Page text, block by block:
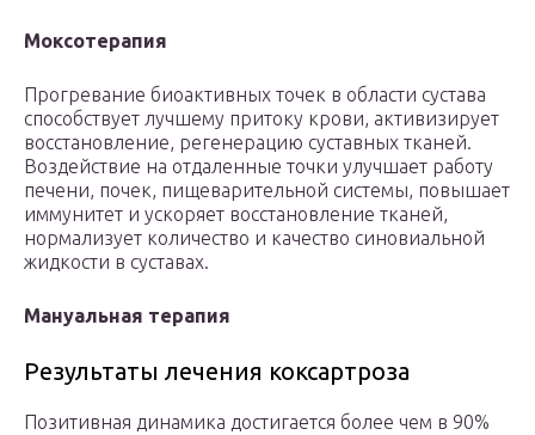
Моксотерапия
Прогревание биоактивных точек в области сустава
способствует лучшему притоку крови, активизирует
восстановление, регенерацию суставных тканей.
Воздействие на отдаленные точки улучшает работу
печени, почек, пищеварительной системы, повышает
иммунитет и ускоряет восстановление тканей,
нормализует количество и качество синовиальной
жидкости в суставах.
Мануальная терапия
Результаты лечения коксартроза
Позитивная динамика достигается более чем в 90%